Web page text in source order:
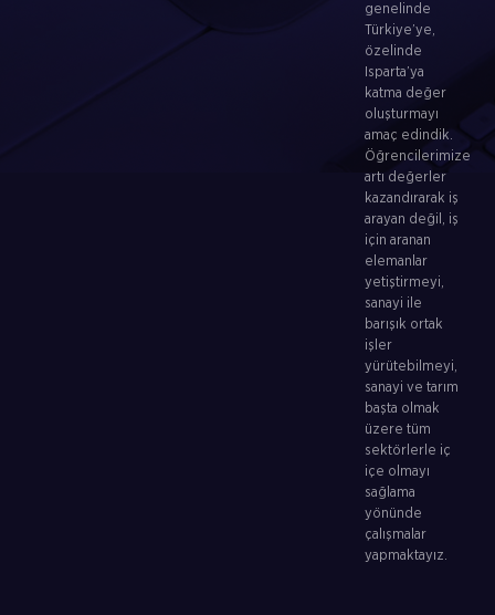
genelinde
Türkiye’ye,
özelinde
Isparta’ya
katma değer
oluşturmayı
amaç edindik.
Öğrencilerimize
artı değerler
kazandırarak iş
arayan değil, iş
için aranan
elemanlar
yetiştirmeyi,
sanayi ile
barışık ortak
işler
yürütebilmeyi,
sanayi ve tarım
başta olmak
üzere tüm
sektörlerle iç
içe olmayı
sağlama
yönünde
çalışmalar
yapmaktayız.